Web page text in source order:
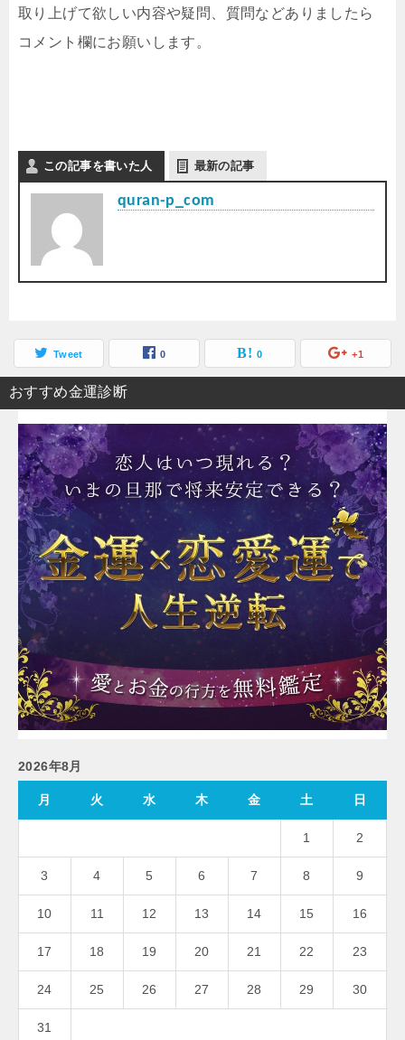
取り上げて欲しい内容や疑問、質問などありましたら
コメント欄にお願いします。
この記事を書いた人 最新の記事
quran-p_com
Tweet 0 0 +1
おすすめ金運診断
2026年8月
月 火 水 木 金 土 日
1 2
3 4 5 6 7 8 9
10 11 12 13 14 15 16
17 18 19 20 21 22 23
24 25 26 27 28 29 30
31